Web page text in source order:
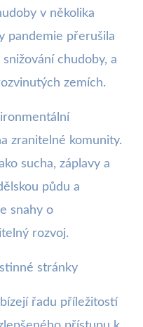
v několika
pandemie přerušila
chudoby, a
zemích.
zranitelné komunity.
sucha, záplavy a
půdu a
snahy o
rozvoj.
stránky
řadu příležitostí